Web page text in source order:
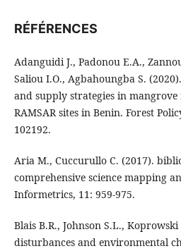
RÉFÉRENCES
Adanguidi J., Padonou E.A.,
Saliou I.O., Agbahoungba S.
and supply strategies in
RAMSAR sites in Benin. Forest
102192.
Aria M., Cuccurullo C. (2017).
comprehensive science mapping
Informetrics, 11: 959‑975.
Blais B.R., Johnson S.L.,
disturbances and environmental